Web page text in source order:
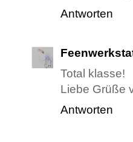
Antworten
Total klasse!
Liebe Grüße
Antworten